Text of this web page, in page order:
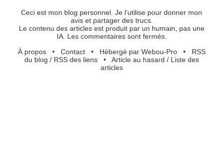
Ceci est mon blog personnel. Je l’utilise pour donner mon
avis et partager des trucs.
Le contenu des articles est produit par un humain, pas une
IA. Les commentaires sont fermés.
À propos• Contact• Hébergé par Webou-Pro• RSS
du blog / RSS des liens• Article au hasard / Liste des
articles